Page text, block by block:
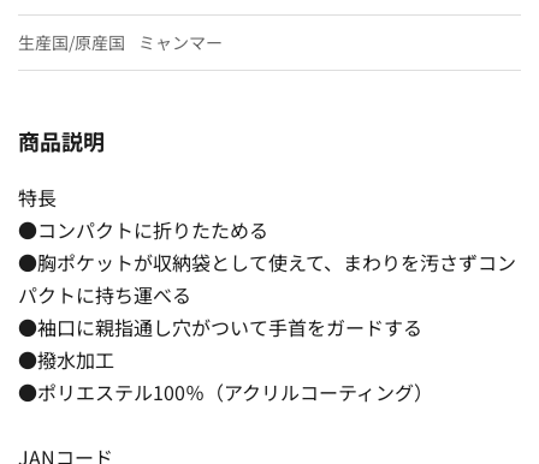
生産国/原産国 ミャンマー
商品説明
特長
●コンパクトに折りたためる
●胸ポケットが収納袋として使えて、まわりを汚さずコン
パクトに持ち運べる
●袖口に親指通し穴がついて手首をガードする
●撥水加工
●ポリエステル100％（アクリルコーティング）
JANコード